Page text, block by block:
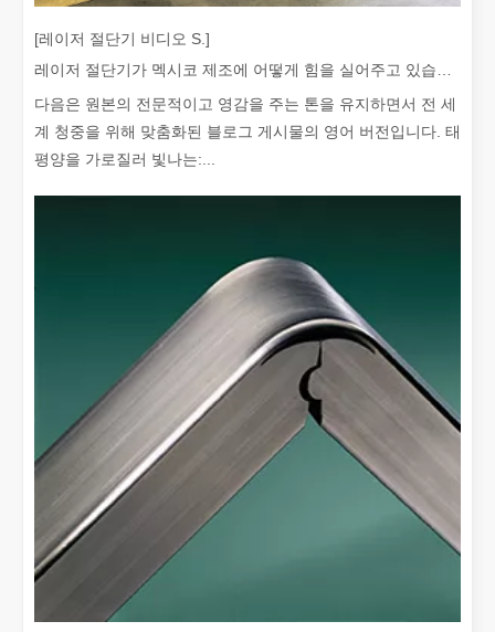
좋은 선택인가요? 레이저 용접은 얼마나 강력합니까?
레이저 용접은 뛰어난 정밀도와 효율성으로 현대 제조에 혁명을
레이저 절단이란 무엇입니까? 조각의 과학핵심적으로 레이저 절
[레이저 절단기 비디오 S.]
다음은 원본의 전문적이고 영감을 주는 톤을 유지하면서 전 세
계 청중을 위해 맞춤화된 블로그 게시물의 영어 버전입니다. 태
평양을 가로질러 빛나는:...